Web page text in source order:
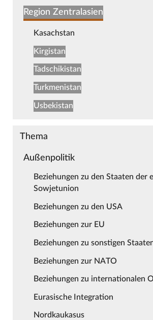
Region Zentralasien
Kasachstan
Kirgistan
Tadschikistan
Turkmenistan
Usbekistan
Thema
Außenpolitik
Beziehungen zu den Staaten der
Sowjetunion
Beziehungen zu den USA
Beziehungen zur EU
Beziehungen zu sonstigen
Beziehungen zur NATO
Beziehungen zu internationalen
Eurasische Integration
Nordkaukasus